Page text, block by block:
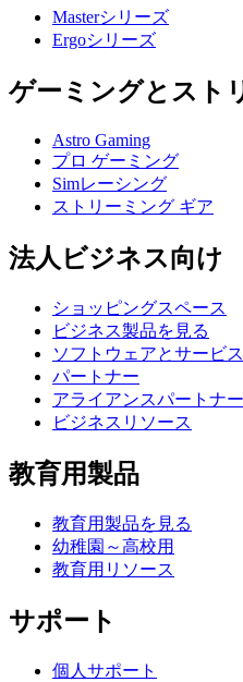
Masterシリーズ
Ergoシリーズ
ゲーミングとスト
Astro Gaming
プロ ゲーミング
Simレーシング
ストリーミング ギア
法人ビジネス向け
ショッピングスペース
ビジネス製品を見る
ソフトウェアとサービス
パートナー
アライアンスパートナー
ビジネスリソース
教育用製品
教育用製品を見る
幼稚園～高校用
教育用リソース
サポート
個人サポート